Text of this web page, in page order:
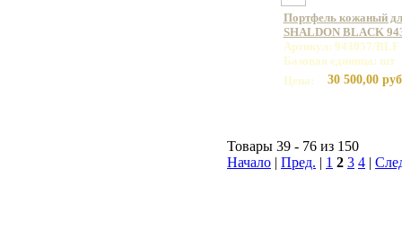
Портфель кожаный
SHALDON BLACK
Артикул: 943057/BLF
Базовая единица: шт
Цена:
30 500,00
Товары 39 - 76 из 150
Начало
Пред. 1 2 3 4